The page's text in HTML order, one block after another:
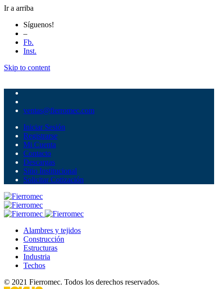
Ir a arriba
Síguenos!
–
Fb.
Inst.
Skip to content
ventas@fierromec.com
Iniciar Sesión
Registrarse
Mi Cuenta
Contacto
Descargas
Sitio Institucional
Solicitar Cotización
Alambres y tejidos
Construcción
Estructuras
Industria
Techos
© 2021 Fierromec. Todos los derechos reservados.